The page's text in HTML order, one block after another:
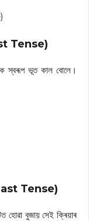
)
Tense)
স্বৰূপ ভূত কাল বোলে।
Tense)
হোৱা বুজায় সেই ক্ৰিয়াৰ